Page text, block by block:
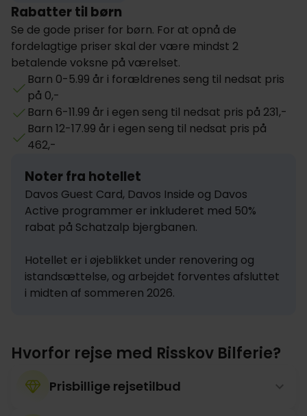
Rabatter til børn
Se de gode priser for børn. For at opnå de
fordelagtige priser skal der være mindst 2
betalende voksne på værelset.
Barn 0-5.99 år i forældrenes seng til nedsat pris
på 0,-
Barn 6-11.99 år i egen seng til nedsat pris på 231,-
Barn 12-17.99 år i egen seng til nedsat pris på
462,-
Noter fra hotellet
Davos Guest Card, Davos Inside og Davos
Active programmer er inkluderet med 50%
rabat på Schatzalp bjergbanen.
Hotellet er i øjeblikket under renovering og
istandsættelse, og arbejdet forventes afsluttet
i midten af sommeren 2026.
Hvorfor rejse med Risskov Bilferie?
Prisbillige rejsetilbud